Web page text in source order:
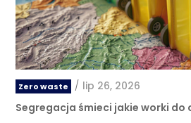
Zero waste / lip 26, 2026
Segregacja śmieci jakie worki do